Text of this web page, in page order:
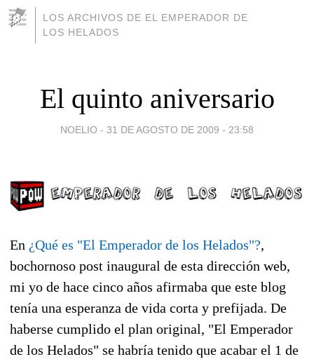
LOS ARCHIVOS DE EL EMPERADOR DE
LOS HELADOS
El quinto aniversario
NOELIO - 31 DE AGOSTO DE 2009 - 23:58
En ¿Qué es "El Emperador de los Helados"?,
bochornoso post inaugural de esta dirección web,
mi yo de hace cinco años afirmaba que este blog
tenía una esperanza de vida corta y prefijada. De
haberse cumplido el plan original, "El Emperador
de los Helados" se habría tenido que acabar el 1 de